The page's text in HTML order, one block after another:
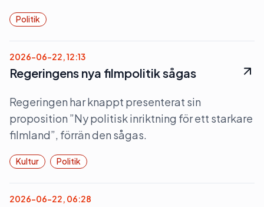
Politik
2026-06-22, 12:13
Regeringens nya filmpolitik sågas
Regeringen har knappt presenterat sin
proposition ”Ny politisk inriktning för ett starkare
filmland”, förrän den sågas.
Kultur Politik
2026-06-22, 06:28